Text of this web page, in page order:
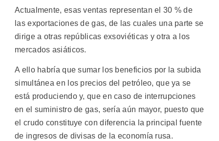
Actualmente, esas ventas representan el 30 % de
las exportaciones de gas, de las cuales una parte se
dirige a otras repúblicas exsoviéticas y otra a los
mercados asiáticos.
A ello habría que sumar los beneficios por la subida
simultánea en los precios del petróleo, que ya se
está produciendo y, que en caso de interrupciones
en el suministro de gas, sería aún mayor, puesto que
el crudo constituye con diferencia la principal fuente
de ingresos de divisas de la economía rusa.